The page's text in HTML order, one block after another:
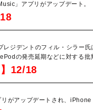
」アプリがアップデート。
レジデントのフィル・シラー
の発売延期などに対する批
12/18
がアップデートされ、iPhone